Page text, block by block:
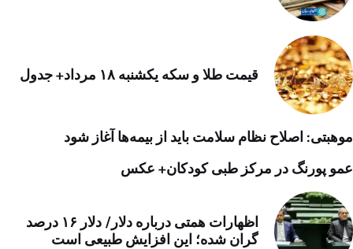
قیمت طلا و سکه یکشنبه ۱۸ مرداد+ جدول
موهبتی: اصلاح نظام سلامت باید از بیمه‌ها آغاز شود
عمو پورنگ در مرکز طبی کودکان+ عکس
اظهارات همتی درباره دلار/ دلار ۱۶ درصد
گران شده؛ این افزایش طبیعی است